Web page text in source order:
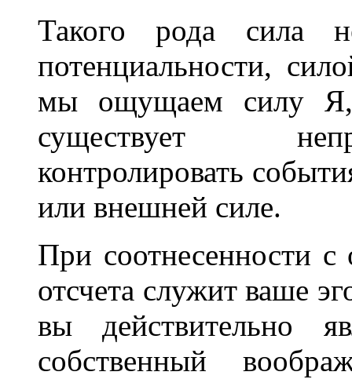
Такого рода сила
потенциальности,
мы ощущаем силу Я,
существует
контролировать
или внешней силе.
При соотнесенности с
отсчета служит ваше
вы действительно
собственный